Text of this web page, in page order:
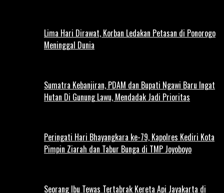
Lima Hari Dirawat, Korban Ledakan Petasan di Ponorogo
Meninggal Dunia
Sumatra Kebanjiran, PDAM dan Bupati Ngawi Baru Ingat
Hutan Di Gunung Lawu, Mendadak Jadi Prioritas
Peringati Hari Bhayangkara ke-79, Kapolres Kediri Kota
Pimpin Ziarah dan Tabur Bunga di TMP Joyoboyo
Seorang Ibu Tewas Tertabrak Kereta Api Jayakarta di